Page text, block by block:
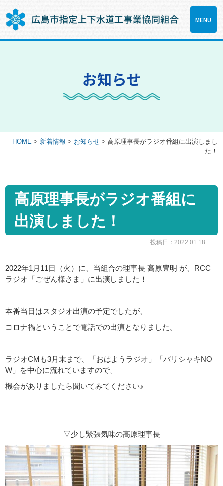
MENU
お知らせ
HOME > 新着情報 > お知らせ> 高原理事長がラジオ番組に出演しまし
た！
高原理事長がラジオ番組に
出演しました！
投稿日：2022.01.18
2022年1月11日（火）に、当組合の理事長 高原豊明 が、RCC
ラジオ「ごぜん様さま」に出演しました！
本番当日はスタジオ出演の予定でしたが、
コロナ禍ということで電話での出演となりました。
ラジオCMも3月末まで、「おはようラジオ」「バリシャキNO
W」を中心に流れていますので、
機会がありましたら聞いてみてください♪
▽少し緊張気味の高原理事長